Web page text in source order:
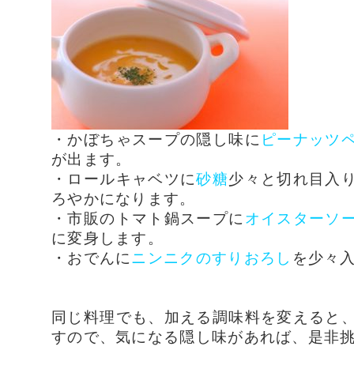
・かぼちゃスープの隠し味にピーナッツ
が出ます。
・ロールキャベツに砂糖少々と切れ目入
ろやかになります。
・市販のトマト鍋スープにオイスターソ
に変身します。
・おでんにニンニクのすりおろし を少々
同じ料理でも、加える調味料を変えると
すので、気になる隠し味があれば、是非